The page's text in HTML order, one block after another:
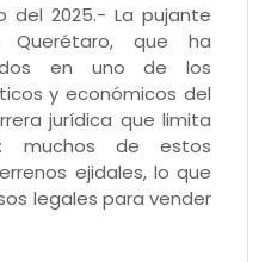
del 2025.- La pujante
que ha
en uno de los
y económicos del
jurídica que limita
muchos de estos
ejidales, lo que
legales para vender